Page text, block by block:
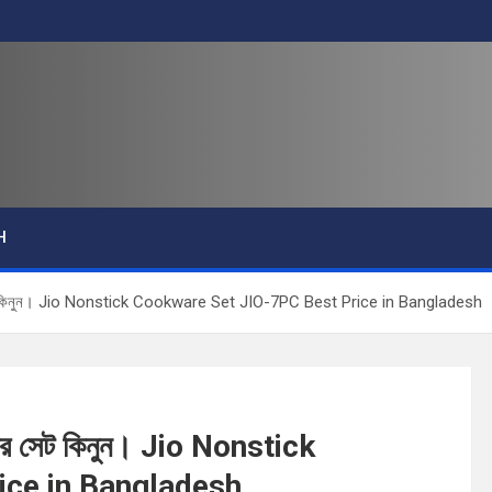
সেট কিনুন। Jio Nonstick Cookware Set JIO-7PC Best Price in Bangladesh
সেট কিনুন। Jio Nonstick